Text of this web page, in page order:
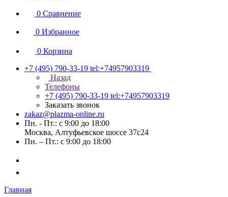
0 Сравнение
0 Избранное
0 Корзина
+7 (495) 790-33-19 tel:+74957903319
Назад
Телефоны
+7 (495) 790-33-19 tel:+74957903319
Заказать звонок
zakaz@plazma-online.ru
Пн. - Пт.: с 9:00 до 18:00
Москва, Алтуфьевское шоссе 37с24
Пн. – Пт.: с 9:00 до 18:00
Главная